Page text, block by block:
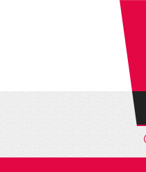
Gestion de vos préférences